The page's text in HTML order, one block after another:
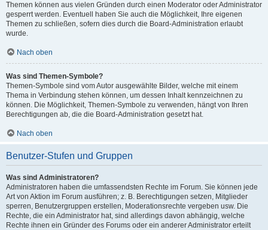
Themen können aus vielen Gründen durch einen Moderator oder Administrator
gesperrt werden. Eventuell haben Sie auch die Möglichkeit, Ihre eigenen
Themen zu schließen, sofern dies durch die Board-Administration erlaubt
wurde.
Nach oben
Was sind Themen-Symbole?
Themen-Symbole sind vom Autor ausgewählte Bilder, welche mit einem
Thema in Verbindung stehen können, um dessen Inhalt kennzeichnen zu
können. Die Möglichkeit, Themen-Symbole zu verwenden, hängt von Ihren
Berechtigungen ab, die die Board-Administration gesetzt hat.
Nach oben
Benutzer-Stufen und Gruppen
Was sind Administratoren?
Administratoren haben die umfassendsten Rechte im Forum. Sie können jede
Art von Aktion im Forum ausführen; z. B. Berechtigungen setzen, Mitglieder
sperren, Benutzergruppen erstellen, Moderationsrechte vergeben usw. Die
Rechte, die ein Administrator hat, sind allerdings davon abhängig, welche
Rechte ihnen ein Gründer des Forums oder ein anderer Administrator erteilt